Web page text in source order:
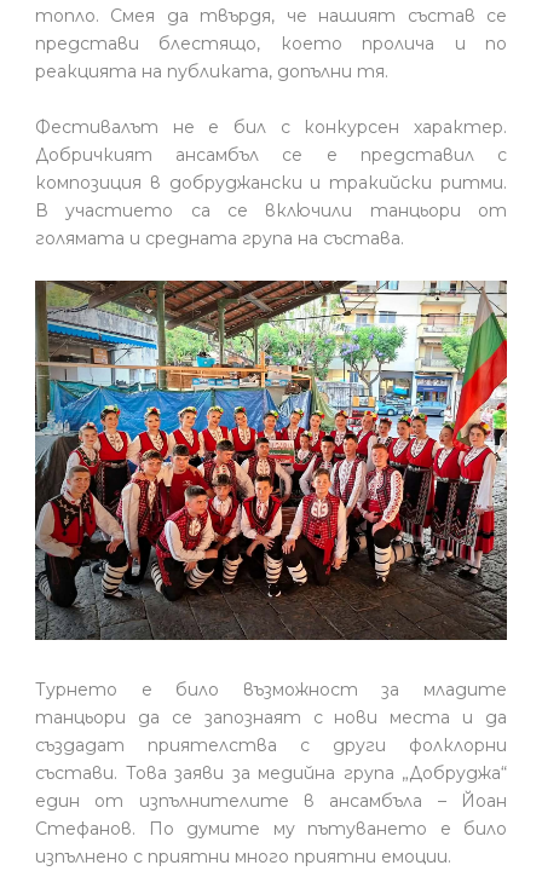
топло. Смея да твърдя, че нашият състав се
представи блестящо, което пролича и по
реакцията на публиката, допълни тя.
Фестивалът не е бил с конкурсен характер.
Добричкият ансамбъл се е представил с
композиция в добруджански и тракийски ритми.
В участието са се включили танцьори от
голямата и средната група на състава.
Турнето е било възможност за младите
танцьори да се запознаят с нови места и да
създадат приятелства с други фолклорни
състави. Това заяви за медийна група „Добруджа“
един от изпълнителите в ансамбъла – Йоан
Стефанов. По думите му пътуването е било
изпълнено с приятни много приятни емоции.